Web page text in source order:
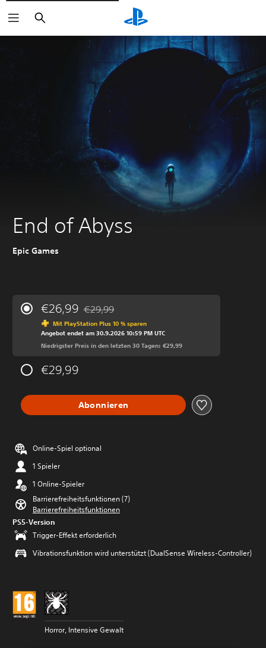
Suchen
End of Abyss
Epic Games
€26,99 Preisnachlass gegenüber dem Originalpreis
€29,99
Mit PlayStation Plus 10 % sparen
Angebot endet am 30.9.2026 10:59 PM UTC
Niedrigster Preis in den letzten 30 Tagen: €29,99
€29,99
Abonnieren
Online-Spiel optional
1 Spieler
1 Online-Spieler
Barrierefreiheitsfunktionen (7)
Barrierefreiheitsfunktionen
PS5-Version
Trigger-Effekt erforderlich
Vibrationsfunktion wird unterstützt (DualSense Wireless-Controller)
Horror, Intensive Gewalt